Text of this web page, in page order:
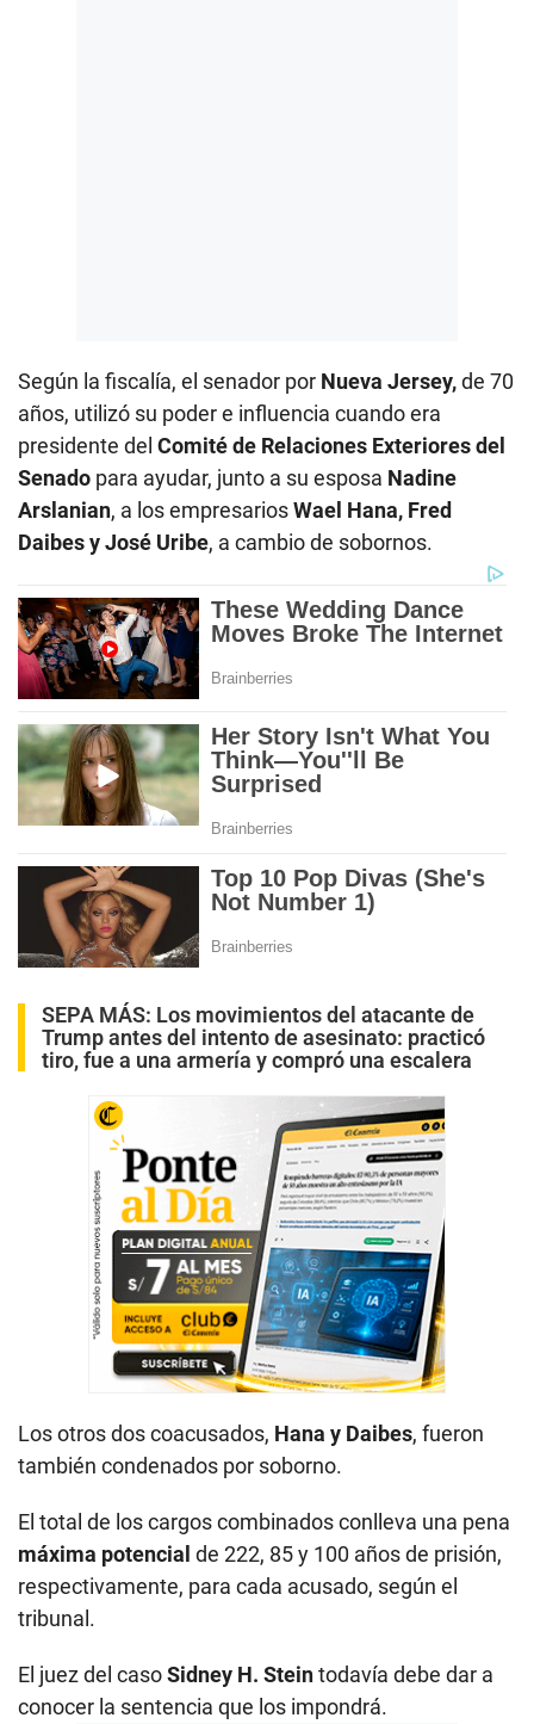
Según la fiscalía, el senador por Nueva Jersey,de 70
años, utilizó su poder e influencia cuando era
presidente del Comité de Relaciones Exteriores del
Senado para ayudar, junto a su esposa Nadine
Arslanian, a los empresariosWael Hana, Fred
Daibes y José Uribe, a cambio de sobornos.
SEPA MÁS: Los movimientos del atacante de
Trump antes del intento de asesinato: practicó
tiro, fue a una armería y compró una escalera
Los otros dos coacusados, Hana y Daibes, fueron
también condenados por soborno.
El total de los cargos combinados conlleva una pena
máxima potencial de 222, 85 y 100 años de prisión,
respectivamente, para cada acusado, según el
tribunal.
El juez del casoSidney H. Steintodavía debe dar a
conocer la sentencia que los impondrá.